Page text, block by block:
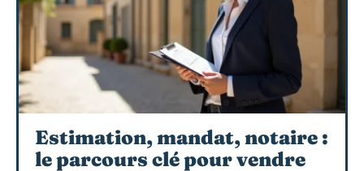
Estimation, mandat, notaire :
le parcours clé pour vendre